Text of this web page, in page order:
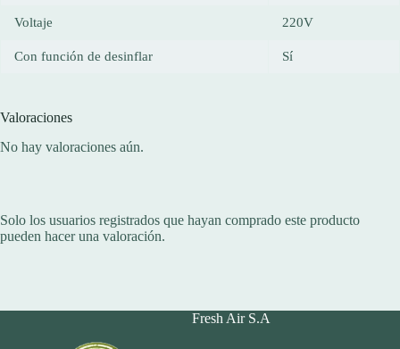
Voltaje 220V
Con función de desinflar Sí
Valoraciones
No hay valoraciones aún.
Solo los usuarios registrados que hayan comprado este producto
pueden hacer una valoración.
Fresh Air S.A